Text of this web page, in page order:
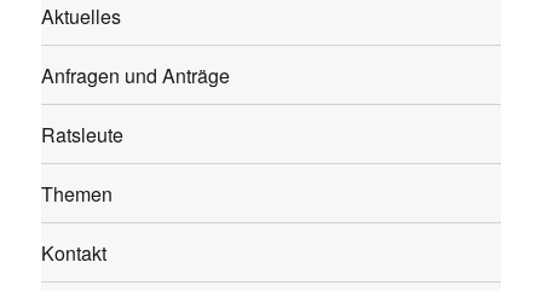
Aktuelles
Anfragen und Anträge
Ratsleute
Themen
Kontakt